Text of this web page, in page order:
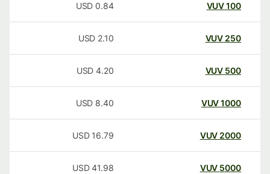
100
VUV
0.84
USD
250
VUV
2.10
USD
500
VUV
4.20
USD
1000
VUV
8.40
USD
2000
VUV
16.79
USD
5000
VUV
41.98
USD